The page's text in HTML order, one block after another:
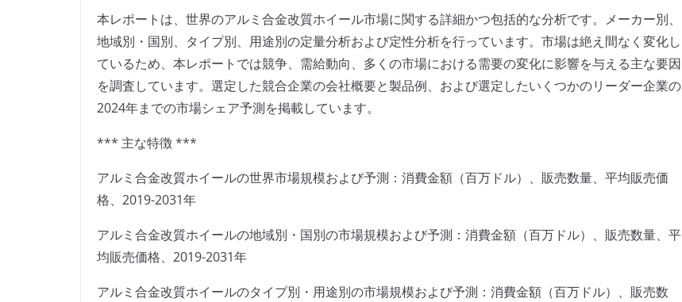
本レポートは、世界のアルミ合金改質ホイール市場に関する詳細かつ包括的な分析です。メーカー別、
地域別・国別、タイプ別、用途別の定量分析および定性分析を行っています。市場は絶え間なく変化し
ているため、本レポートでは競争、需給動向、多くの市場における需要の変化に影響を与える主な要因
を調査しています。選定した競合企業の会社概要と製品例、および選定したいくつかのリーダー企業の
2024年までの市場シェア予測を掲載しています。
*** 主な特徴 ***
アルミ合金改質ホイールの世界市場規模および予測：消費金額（百万ドル）、販売数量、平均販売価
格、2019-2031年
アルミ合金改質ホイールの地域別・国別の市場規模および予測：消費金額（百万ドル）、販売数量、平
均販売価格、2019-2031年
アルミ合金改質ホイールのタイプ別・用途別の市場規模および予測：消費金額（百万ドル）、販売数